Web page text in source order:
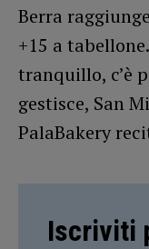
Berra
+15 a
tranquillo, c’è
gestisce, San
PalaBakery
Iscriviti